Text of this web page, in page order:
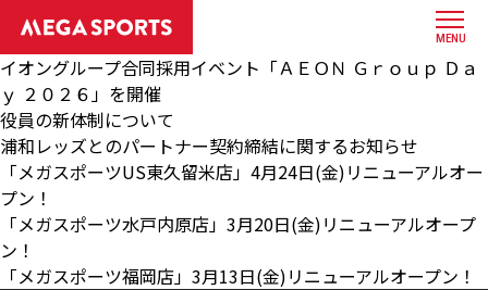
MENU
イオングループ合同採用イベント「ＡＥＯＮ Ｇｒｏｕｐ Ｄａ
ｙ ２０２６」を開催
役員の新体制について
浦和レッズとのパートナー契約締結に関するお知らせ
「メガスポーツUS東久留米店」4月24日(金)リニューアルオー
プン！
「メガスポーツ水戸内原店」3月20日(金)リニューアルオープ
ン！
「メガスポーツ福岡店」3月13日(金)リニューアルオープン！